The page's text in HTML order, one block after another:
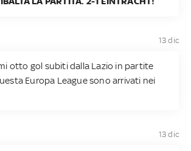
13 dic
otto gol subiti dalla Lazio in partite
Europa League sono arrivati nei
13 dic